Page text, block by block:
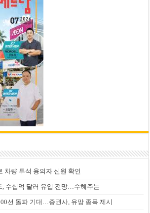
차량 투석 용의자 신원 확인
, 수십억 달러 유입 전망…수혜주는
선 돌파 기대…증권사, 유망 종목 제시